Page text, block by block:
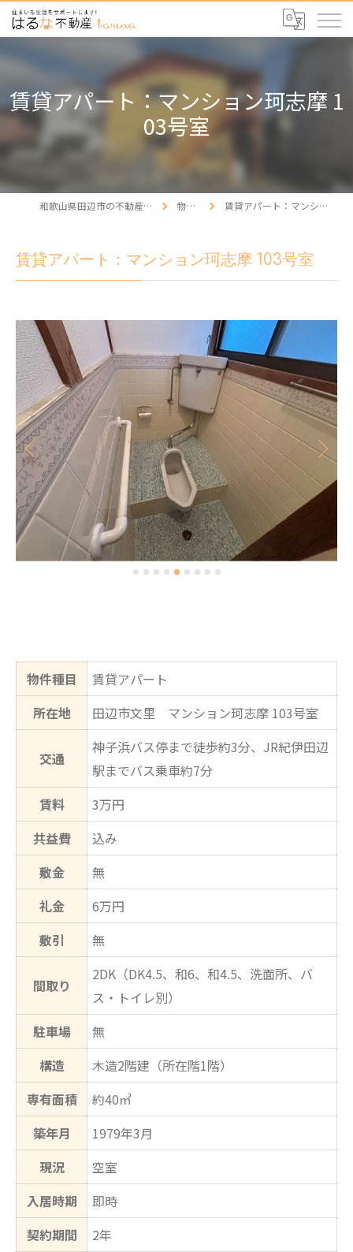
賃貸アパート：マンション珂志摩 1
03号室
和歌山県田辺市の不動産ならはるな不動産 物件情報 賃貸アパート：マンション珂志摩 103号室
賃貸アパート：マンション珂志摩 103号室
物件種目
賃貸アパート
所在地
田辺市文里 マンション珂志摩 103号室
交通
神子浜バス停まで徒歩約3分、JR紀伊田辺
駅までバス乗車約7分
賃料
3万円
共益費
込み
敷金
無
礼金
6万円
敷引
無
間取り
2DK（DK4.5、和6、和4.5、洗面所、バ
ス・トイレ別）
駐車場
無
構造
木造2階建（所在階1階）
専有面積
約40㎡
築年月
1979年3月
現況
空室
入居時期
即時
契約期間
2年